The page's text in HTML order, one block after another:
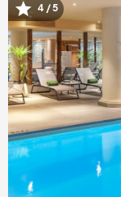
Imagem
4 / 5